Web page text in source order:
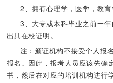
2、拥有心理学，医学，教育
3、大专或本科毕业之前一
出具在校证明。
注：颁证机构不接受个人报
报名。因此，报考人员应该先确
书，然后在对应的培训机构进行学